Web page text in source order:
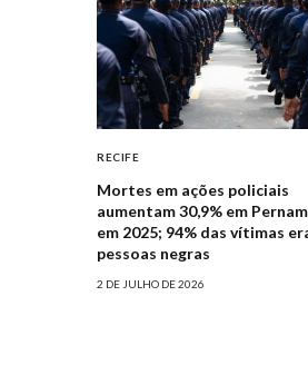
RECIFE
Mortes em ações policiais
aumentam 30,9% em
em 2025; 94% das vítimas
pessoas negras
2 DE JULHO DE 2026